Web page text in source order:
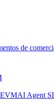
de
AI Agent